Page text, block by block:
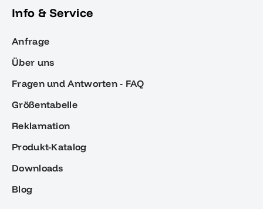
Info & Service
Anfrage
Über uns
Fragen und Antworten - FAQ
Größentabelle
Reklamation
Produkt-Katalog
Downloads
Blog